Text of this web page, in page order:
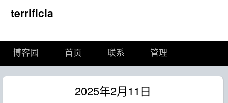
terrificia
博客园 首页 联系 管理
2025年2月11日